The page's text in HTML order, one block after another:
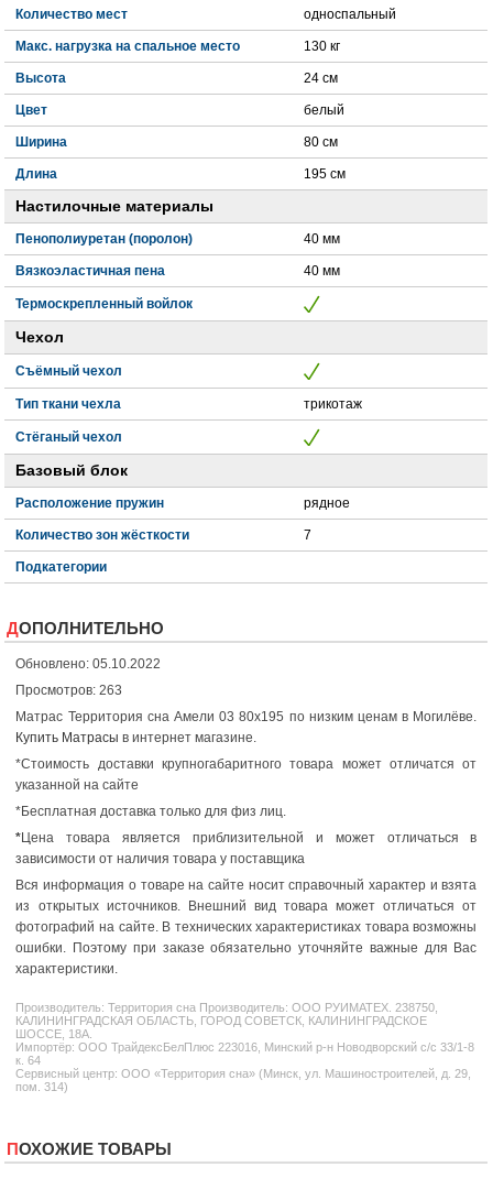
Количество мест односпальный
Макс. нагрузка на спальное место 130 кг
Высота 24 см
Цвет белый
Ширина 80 см
Длина 195 см
Настилочные материалы
Пенополиуретан (поролон) 40 мм
Вязкоэластичная пена 40 мм
Термоскрепленный войлок
Чехол
Съёмный чехол
Тип ткани чехла трикотаж
Стёганый чехол
Базовый блок
Расположение пружин рядное
Количество зон жёсткости 7
Подкатегории
ДОПОЛНИТЕЛЬНО
Обновлено: 05.10.2022
Просмотров: 263
Матрас Территория сна Амели 03 80x195 по низким ценам в Могилёве.
Купить Матрасы в интернет магазине.
*Стоимость доставки крупногабаритного товара может отличатся от
указанной на сайте
*Бесплатная доставка только для физ лиц.
*Цена товара является приблизительной и может отличаться в
зависимости от наличия товара у поставщика
Вся информация о товаре на сайте носит справочный характер и взята
из открытых источников. Внешний вид товара может отличаться от
фотографий на сайте. В технических характеристиках товара возможны
ошибки. Поэтому при заказе обязательно уточняйте важные для Вас
характеристики.
Производитель:Территория сна Производитель: ООО РУИМАТЕХ. 238750,
КАЛИНИНГРАДСКАЯ ОБЛАСТЬ, ГОРОД СОВЕТСК, КАЛИНИНГРАДСКОЕ
ШОССЕ, 18А.
Импортёр: ООО ТрайдексБелПлюс 223016, Минский р-н Новодворский с/с 33/1-8
к. 64
Сервисный центр: ООО «Территория сна» (Минск, ул. Машиностроителей, д. 29,
пом. 314)
ПОХОЖИЕ ТОВАРЫ